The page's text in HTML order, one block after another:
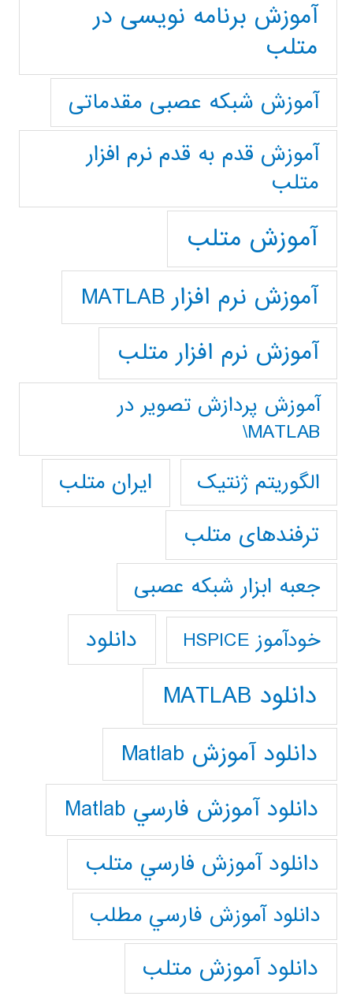
آموزش برنامه نویسی در
متلب
آموزش شبکه عصبی مقدماتی
آموزش قدم به قدم نرم افزار
متلب
آموزش متلب
آموزش نرم افزار MATLAB
آموزش نرم افزار متلب
آموزش پردازش تصوير در
MATLAB\
الگوریتم ژنتیک
ایران متلب
ترفندهای متلب
جعبه ابزار شبکه عصبی
خودآموز HSPICE دانلود
دانلود MATLAB
دانلود آموزش Matlab
دانلود آموزش فارسي Matlab
دانلود آموزش فارسي متلب
دانلود آموزش فارسي مطلب
دانلود آموزش متلب